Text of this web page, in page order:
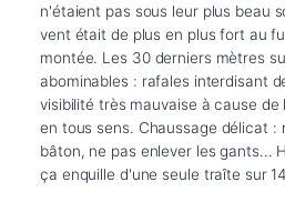
n'étaient pas sous leur plus beau
vent était de plus en plus fort au
montée. Les 30 derniers mètres
abominables : rafales interdisant
visibilité très mauvaise à cause de
en tous sens. Chaussage délicat :
bâton, ne pas enlever les gants...
ça enquille d'une seule traîte sur